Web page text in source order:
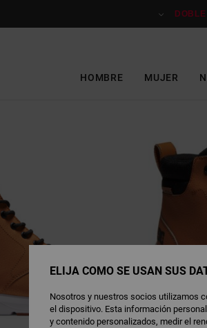
HOMBRE MUJER
ELIJA CÓMO SE USAN SUS
Nosotros y nuestros socios utilizamos
el dispositivo. Esta información
y contenido personalizados, medir el